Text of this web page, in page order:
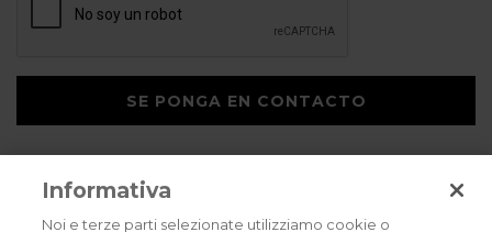
SE PONGA EN CONTACTO
Informativa
Noi e terze parti selezionate utilizziamo cookie o